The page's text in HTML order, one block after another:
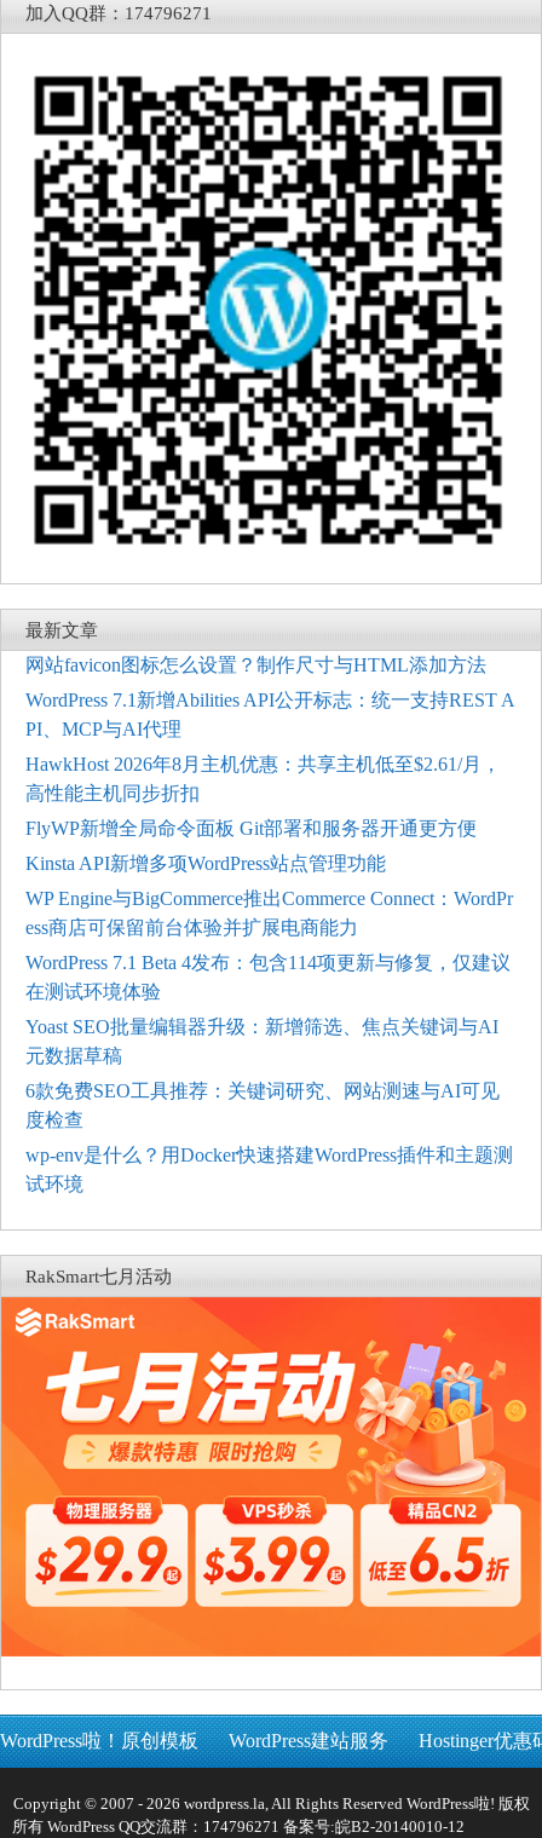
加入QQ群：174796271
最新文章
网站favicon图标怎么设置？制作尺寸与HTML添加方法
WordPress 7.1新增Abilities API公开标志：统一支持REST A
PI、MCP与AI代理
HawkHost 2026年8月主机优惠：共享主机低至$2.61/月，
高性能主机同步折扣
FlyWP新增全局命令面板 Git部署和服务器开通更方便
Kinsta API新增多项WordPress站点管理功能
WP Engine与BigCommerce推出Commerce Connect：WordPr
ess商店可保留前台体验并扩展电商能力
WordPress 7.1 Beta 4发布：包含114项更新与修复，仅建议
在测试环境体验
Yoast SEO批量编辑器升级：新增筛选、焦点关键词与AI
元数据草稿
6款免费SEO工具推荐：关键词研究、网站测速与AI可见
度检查
wp-env是什么？用Docker快速搭建WordPress插件和主题测
试环境
RakSmart七月活动
WordPress啦！原创模板 WordPress建站服务 Hostinger优惠
Copyright © 2007 - 2026 wordpress.la, All Rights Reserved WordPress啦! 版权
所有 WordPress QQ交流群：174796271 备案号:皖B2-20140010-12